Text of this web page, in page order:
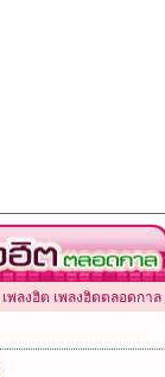
เพลงฮิต เพลงฮิตตลอดกาล